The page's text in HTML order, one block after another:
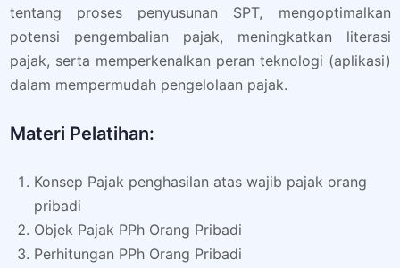
tentang proses penyusunan SPT, mengoptimalkan
potensi pengembalian pajak, meningkatkan literasi
pajak, serta memperkenalkan peran teknologi (aplikasi)
dalam mempermudah pengelolaan pajak.
Materi Pelatihan:
Konsep Pajak penghasilan atas wajib pajak orang
pribadi
Objek Pajak PPh Orang Pribadi
Perhitungan PPh Orang Pribadi